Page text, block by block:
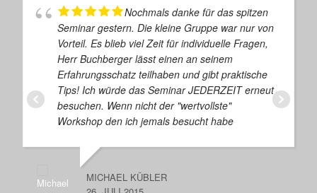
Nochmals danke für das spitzen
Seminar gestern. Die kleine Gruppe war nur von
Vorteil. Es blieb viel Zeit für individuelle Fragen,
Herr Buchberger lässt einen an seinem
Erfahrungsschatz teilhaben und gibt praktische
Tips! Ich würde das Seminar JEDERZEIT erneut
besuchen. Wenn nicht der "wertvollste"
Workshop den ich jemals besucht habe
MICHAEL KÜBLER